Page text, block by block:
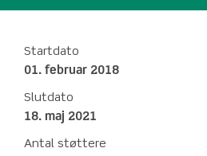
Startdato
01. februar 2018
Slutdato
18. maj 2021
Antal støttere